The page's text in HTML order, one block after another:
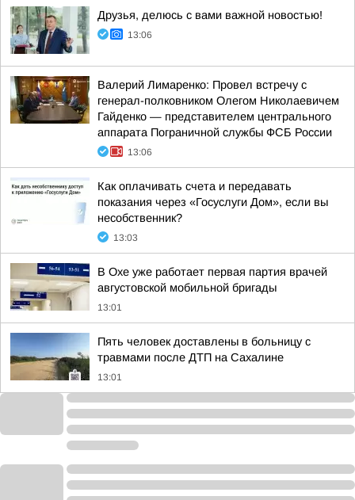
Друзья, делюсь с вами важной новостью!
13:06
Валерий Лимаренко: Провел встречу с
генерал-полковником Олегом Николаевичем
Гайденко — представителем центрального
аппарата Пограничной службы ФСБ России
13:06
Как оплачивать счета и передавать
показания через «Госуслуги Дом», если вы
несобственник?
13:03
В Охе уже работает первая партия врачей
августовской мобильной бригады
13:01
Пять человек доставлены в больницу с
травмами после ДТП на Сахалине
13:01